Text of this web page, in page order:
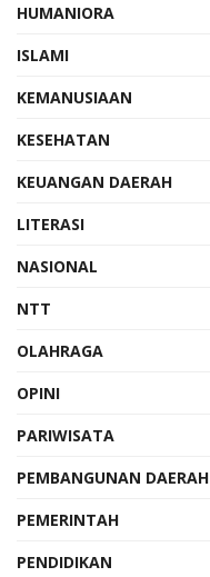
HUMANIORA
ISLAMI
KEMANUSIAAN
KESEHATAN
KEUANGAN DAERAH
LITERASI
NASIONAL
NTT
OLAHRAGA
OPINI
PARIWISATA
PEMBANGUNAN DAERAH
PEMERINTAH
PENDIDIKAN